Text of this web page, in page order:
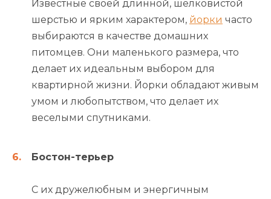
Известные своей длинной, шелковистой
шерстью и ярким характером, йорки часто
выбираются в качестве домашних
питомцев. Они маленького размера, что
делает их идеальным выбором для
квартирной жизни. Йорки обладают живым
умом и любопытством, что делает их
веселыми спутниками.
Бостон-терьер
С их дружелюбным и энергичным